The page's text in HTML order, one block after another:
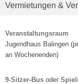
Vermietungen &
Veranstaltungsraum
Jugendhaus Balingen
an Wochenenden)
9-Sitzer-Bus oder